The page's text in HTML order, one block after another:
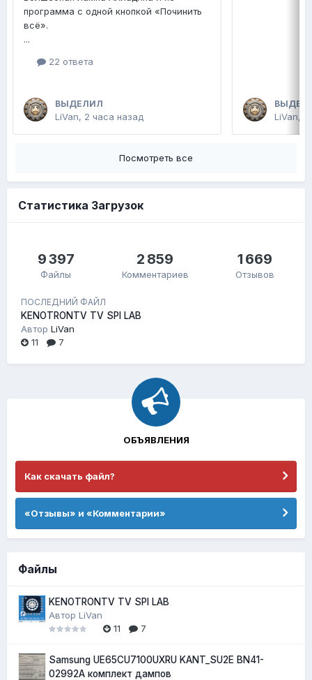
программа с одной кнопкой «Починить
всё».
...
22 ответа
ВЫДЕЛИЛ
LiVan, 2 часа назад LiVan,
Посмотреть все
Статистика Загрузок
9 397
Файлы
2 859
Комментариев
1 669
Отзывов
ПОСЛЕДНИЙ ФАЙЛ
KENOTRONTV TV SPI LAB
Автор LiVan
11
7
ОБЪЯВЛЕНИЯ
Как скачать файл?
«Отзывы» и «Комментарии»
Файлы
KENOTRONTV TV SPI LAB
Автор LiVan
11
7
Samsung UE65CU7100UXRU KANT_SU2E BN41-
02992A комплект дампов